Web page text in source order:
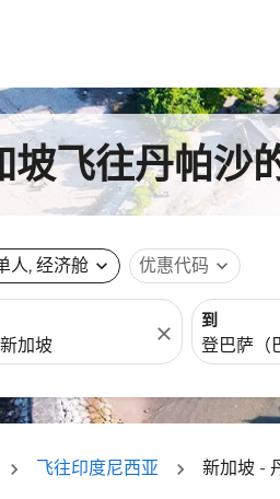
坡飞往丹帕沙
人, 经济舱 expand_more 优惠代码 expand_more
close
到
飞往印度尼西亚 新加坡 -